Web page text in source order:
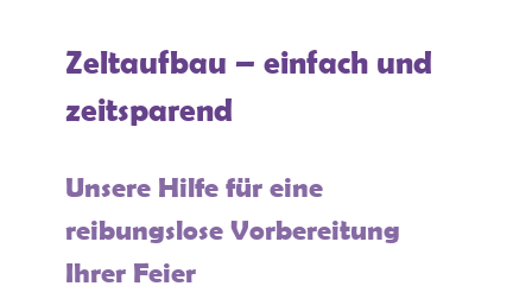
Zeltaufbau – einfach und
zeitsparend
Unsere Hilfe für eine
reibungslose Vorbereitung
Ihrer Feier